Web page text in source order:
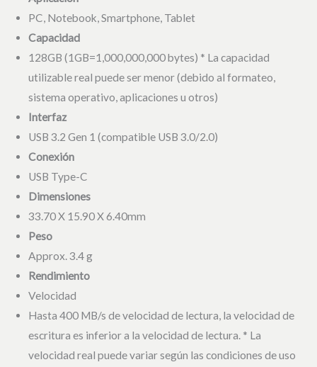
PC, Notebook, Smartphone, Tablet
Capacidad
128GB (1GB=1,000,000,000 bytes) * La capacidad
utilizable real puede ser menor (debido al formateo,
sistema operativo, aplicaciones u otros)
Interfaz
USB 3.2 Gen 1 (compatible USB 3.0/2.0)
Conexión
USB Type-C
Dimensiones
33.70 X 15.90 X 6.40mm
Peso
Approx. 3.4 g
Rendimiento
Velocidad
Hasta 400 MB/s de velocidad de lectura, la velocidad de
escritura es inferior a la velocidad de lectura. * La
velocidad real puede variar según las condiciones de uso